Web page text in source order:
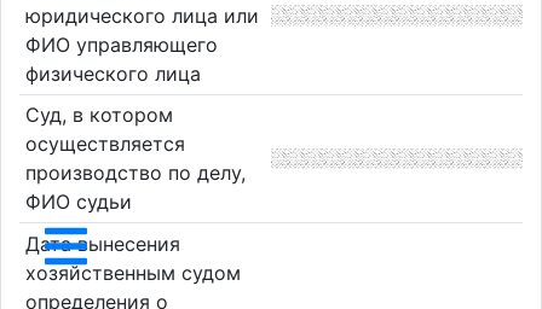
юридического лица или
ФИО управляющего
физического лица
Суд, в котором
осуществляется
производство по делу,
ФИО судьи
Дата вынесения
хозяйственным судом
определения о